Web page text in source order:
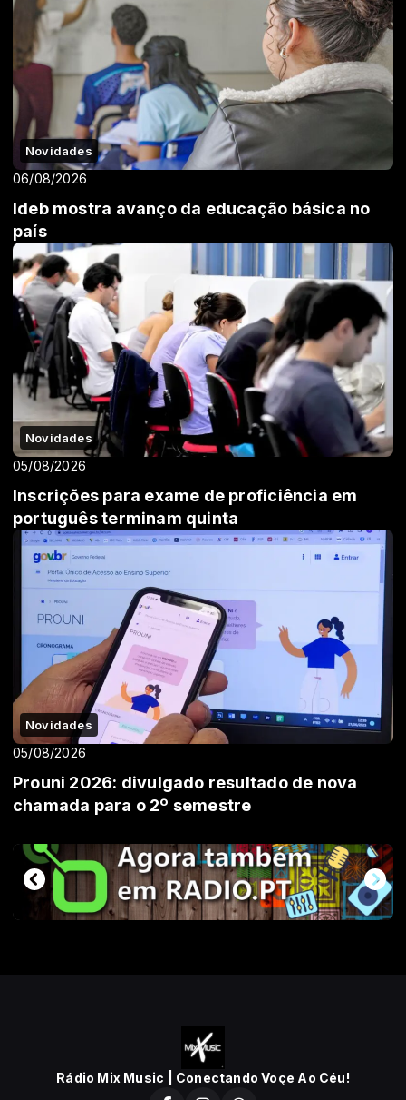
Novidades
06/08/2026
Ideb mostra avanço da educação básica no
país
Novidades
05/08/2026
Inscrições para exame de proficiência em
português terminam quinta
Novidades
05/08/2026
Prouni 2026: divulgado resultado de nova
chamada para o 2º semestre
Rádio Mix Music | Conectando Voçe Ao Céu!